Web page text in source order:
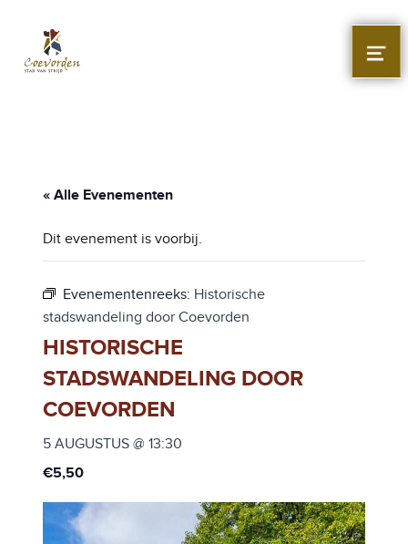
Stad Coevorden
STAD VAN STRIJD
« Alle Evenementen
Dit evenement is voorbij.
Evenementenreeks: Historische
stadswandeling door Coevorden
HISTORISCHE
STADSWANDELING DOOR
COEVORDEN
5 AUGUSTUS @ 13:30
€5,50